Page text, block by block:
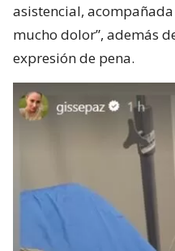
asistencial,
mucho dolor”, además
expresión de pena.